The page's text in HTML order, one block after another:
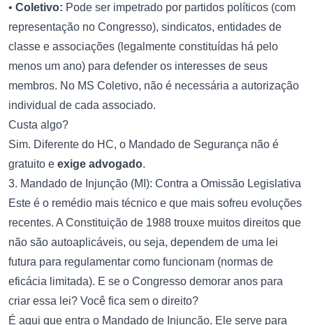
• Coletivo: Pode ser impetrado por partidos políticos (com
representação no Congresso), sindicatos, entidades de
classe e associações (legalmente constituídas há pelo
menos um ano) para defender os interesses de seus
membros. No MS Coletivo, não é necessária a autorização
individual de cada associado.
Custa algo?
Sim. Diferente do HC, o Mandado de Segurança não é
gratuito e exige advogado.
3. Mandado de Injunção (MI): Contra a Omissão Legislativa
Este é o remédio mais técnico e que mais sofreu evoluções
recentes. A Constituição de 1988 trouxe muitos direitos que
não são autoaplicáveis, ou seja, dependem de uma lei
futura para regulamentar como funcionam (normas de
eficácia limitada). E se o Congresso demorar anos para
criar essa lei? Você fica sem o direito?
É aqui que entra o Mandado de Injunção. Ele serve para